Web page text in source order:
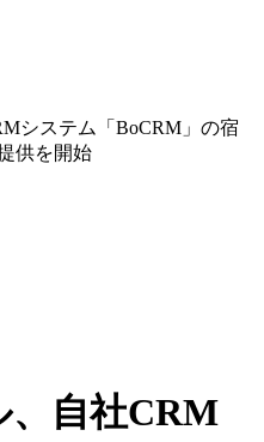
システム「BoCRM」の宿
供を開始
、自社CRM